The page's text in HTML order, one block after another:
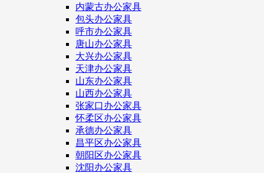
内蒙古办公家具
包头办公家具
呼市办公家具
唐山办公家具
大兴办公家具
天津办公家具
山东办公家具
山西办公家具
张家口办公家具
怀柔区办公家具
承德办公家具
昌平区办公家具
朝阳区办公家具
沈阳办公家具